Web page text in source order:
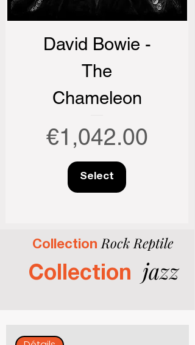
David Bowie -
The
Chameleon
Price
€1,042.00
Select
Collection Rock Reptile
Collection jazz